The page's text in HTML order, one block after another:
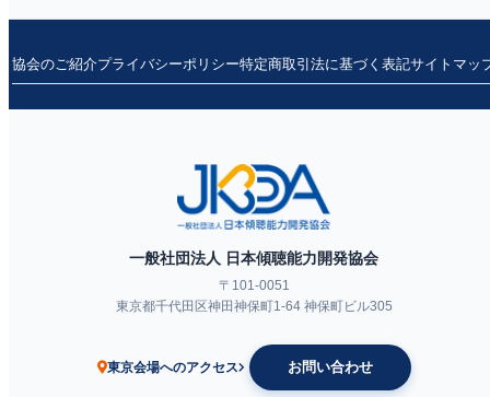
稿
ビ
ゲ
協会のご紹介プライバシーポリシー特定商取引法に基づく表記サイトマッ
一般社団法人 日本傾聴能力開発協会
〒101-0051
東京都千代田区神田神保町1-64 神保町ビル305
東京会場へのアクセス お問い合わせ